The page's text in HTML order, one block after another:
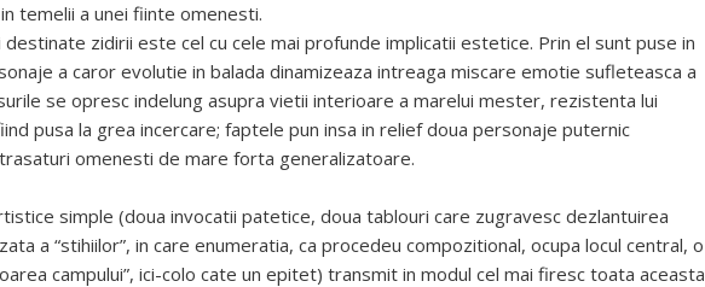
temelii a unei fiinte omenesti.
zidirii este cel cu cele mai profunde implicatii estetice. Prin el sunt puse in
a caror evolutie in balada dinamizeaza intreaga miscare emotie sufleteasca a
se opresc indelung asupra vietii interioare a marelui mester, rezistenta lui
pusa la grea incercare; faptele pun insa in relief doua personaje puternic
omenesti de mare forta generalizatoare.
simple (doua invocatii patetice, doua tablouri care zugravesc dezlantuirea
a “stihiilor”, in care enumeratia, ca procedeu compozitional, ocupa locul central, o
campului”, ici-colo cate un epitet) transmit in modul cel mai firesc toata aceasta